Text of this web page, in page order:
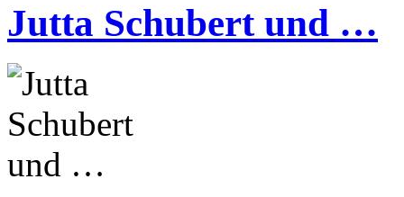
Jutta Schubert und …